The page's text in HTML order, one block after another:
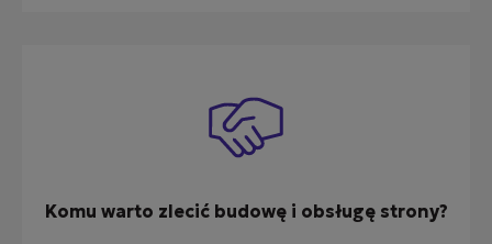
Komu warto zlecić budowę i obsługę strony?